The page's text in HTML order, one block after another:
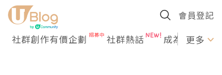
會員登記
社群創作有價企劃 社群熱話 成為U更多